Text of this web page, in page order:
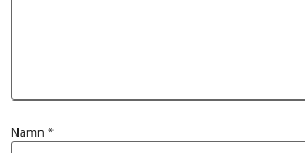
Namn *